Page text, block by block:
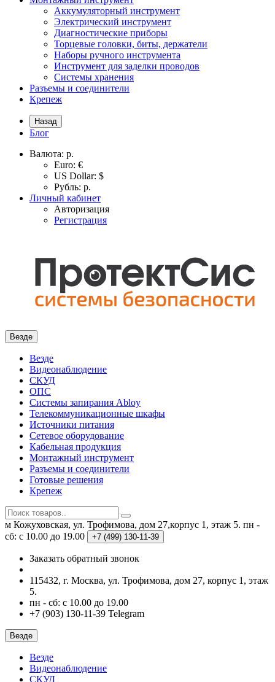
Аккумуляторный инструмент
Электрический инструмент
Диагностические приборы
Торцевые головки, биты, держатели
Наборы ручного инструмента
Инструмент для заделки проводов
Системы хранения
Разъемы и соединители
Крепеж
Назад
Блог
Валюта: р.
Euro: €
US Dollar: $
Рубль: р.
Личный кабинет
Авторизация
Регистрация
Везде
Везде
Видеонаблюдение
СКУД
ОПС
Системы запирания Abloy
Телекоммуникационные шкафы
Источники питания
Сетевое оборудование
Кабельная продукция
Монтажный инструмент
Разъемы и соединители
Готовые решения
Крепеж
м Кожуховская, ул. Трофимова, дом 27,корпус 1, этаж 5. пн -
сб: с 10.00 до 19.00
+7 (499) 130-11-39
Заказать обратный звонок
115432, г. Москва, ул. Трофимова, дом 27, корпус 1, этаж
5.
пн - сб: с 10.00 до 19.00
+7 (903) 130-11-39 Telegram
Везде
Везде
Видеонаблюдение
СКУД